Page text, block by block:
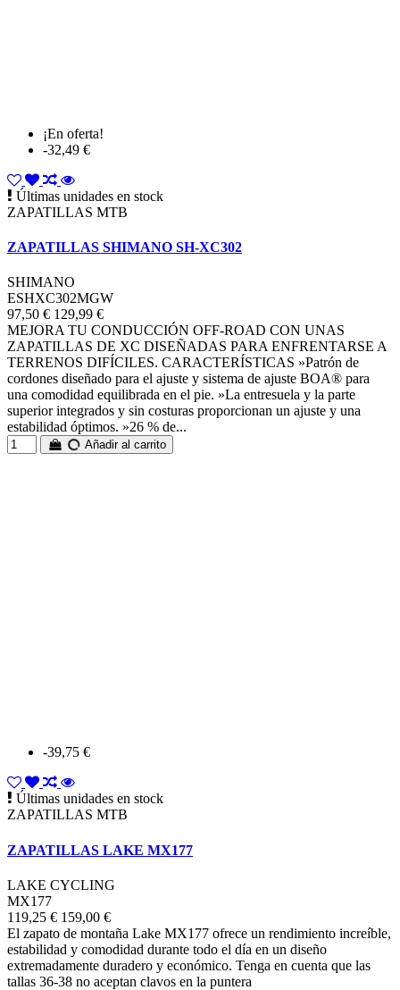
¡En oferta!
-32,49 €
Últimas unidades en stock
ZAPATILLAS MTB
ZAPATILLAS SHIMANO SH-XC302
SHIMANO
ESHXC302MGW
97,50 € 129,99 €
MEJORA TU CONDUCCIÓN OFF-ROAD CON UNAS
ZAPATILLAS DE XC DISEÑADAS PARA ENFRENTARSE A
TERRENOS DIFÍCILES. CARACTERÍSTICAS »Patrón de
cordones diseñado para el ajuste y sistema de ajuste BOA® para
una comodidad equilibrada en el pie. »La entresuela y la parte
superior integrados y sin costuras proporcionan un ajuste y una
estabilidad óptimos. »26 % de...
Añadir al carrito
-39,75 €
Últimas unidades en stock
ZAPATILLAS MTB
ZAPATILLAS LAKE MX177
LAKE CYCLING
MX177
119,25 € 159,00 €
El zapato de montaña Lake MX177 ofrece un rendimiento increíble,
estabilidad y comodidad durante todo el día en un diseño
extremadamente duradero y económico. Tenga en cuenta que las
tallas 36-38 no aceptan clavos en la puntera